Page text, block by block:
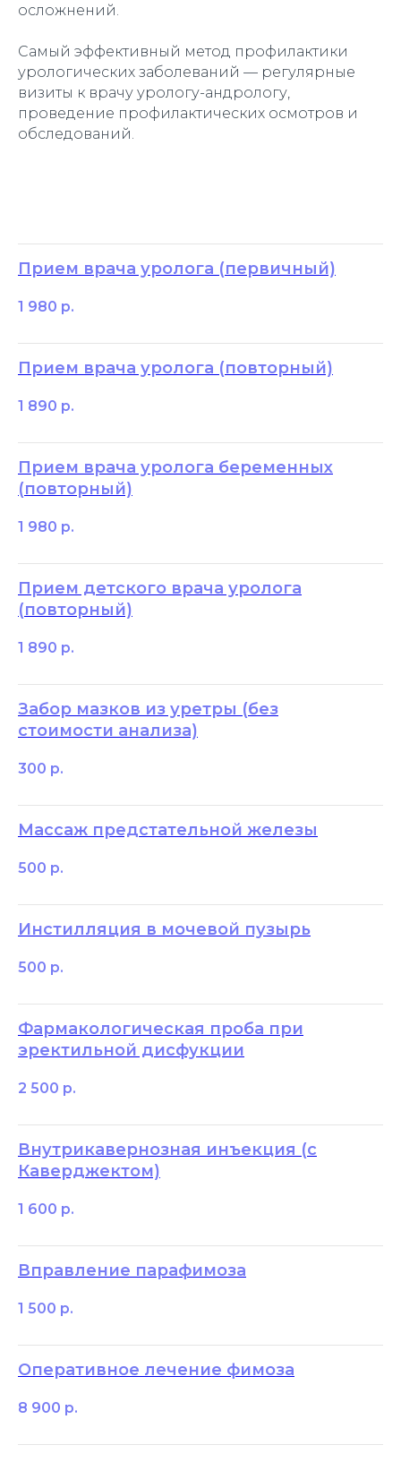
осложнений.
Самый эффективный метод профилактики
урологических заболеваний — регулярные
визиты к врачу урологу-андрологу,
проведение профилактических осмотров и
обследований.
Прием врача уролога (первичный)
1 980 р.
Прием врача уролога (повторный)
1 890 р.
Прием врача уролога беременных
(повторный)
1 980 р.
Прием детского врача уролога
(повторный)
1 890 р.
Забор мазков из уретры (без
стоимости анализа)
300 р.
Массаж предстательной железы
500 р.
Инстилляция в мочевой пузырь
500 р.
Фармакологическая проба при
эректильной дисфукции
2 500 р.
Внутрикавернозная инъекция (с
Каверджектом)
1 600 р.
Вправление парафимоза
1 500 р.
Оперативное лечение фимоза
8 900 р.